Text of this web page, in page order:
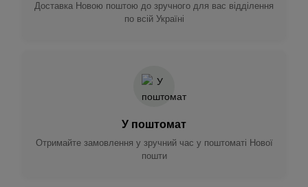
Доставка Новою поштою до зручного для вас відділення
по всій Україні
У поштомат
Отримайте замовлення у зручний час у поштоматі Нової
пошти